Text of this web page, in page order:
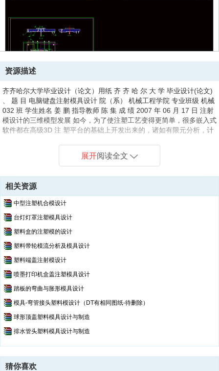
资源描述
齐齐哈尔大学毕业设计（论文）用纸 齐 齐 哈 尔 大 学 毕业设计(论文)
、 题 目 电脑键盘注射模具设计 院（系） 机械工程学院 专业班级 机械
032 班 学生姓名 姜 鹏 指导教师 陈 集 成 绩 2007 年 06 月 17 日 注射
模设计的三维模型发展 如今，为了使注塑工艺变得更简单，很多嵌入式
软件都在高级3D 注 塑平台的基础上开发出来的，诸如有限元分析，计
级的3D更灵活和更轻便性 开发出来。这篇文章查阅了各种各样基于3D
的。基于在已建立的模具设计中 的模具设计概念，文中说明了一种被叫
做IMOLD的模件。在一个Windows NT 平
展开阅读全文
相关资源
中型注塑机合模设计
台灯灯罩注塑模具设计
塑料盒的注塑模的设计
塑料带轮模流分析及模具设计
塑料端盖注射模设计
喷墨打印机盒盖注塑模具设计
踏板的弯曲与胀形模具设计
模具-弯管接头塑料模设计（DT有相同图纸-待删除）
球形顶盖塑料模具设计与制造
排水管头塑料模具设计与制造
猜你喜欢